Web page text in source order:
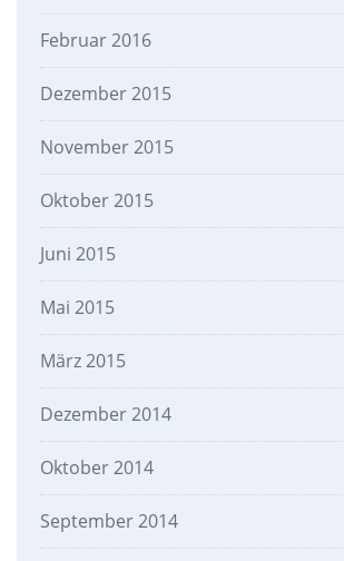
Februar 2016
Dezember 2015
November 2015
Oktober 2015
Juni 2015
Mai 2015
März 2015
Dezember 2014
Oktober 2014
September 2014